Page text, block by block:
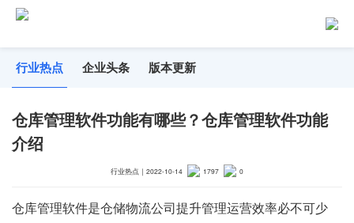
行业热点 企业头条 版本更新
仓库管理软件功能有哪些？仓库管理软件功能
介绍
行业热点 ｜ 2022-10-14 1797 0
仓库管理软件是仓储物流公司提升管理运营效率必不可少